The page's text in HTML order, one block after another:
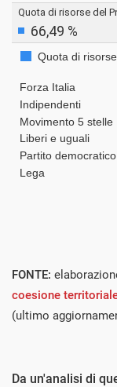
FONTE:
coesione
(ultimo
Da un'analisi di